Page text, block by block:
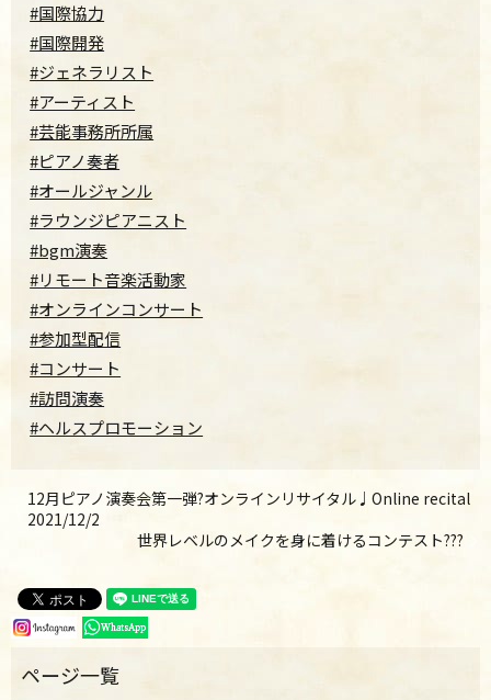
#国際協力
#国際開発
#ジェネラリスト
#アーティスト
#芸能事務所所属
#ピアノ奏者
#オールジャンル
#ラウンジピアニスト
#bgm演奏
#リモート音楽活動家
#オンラインコンサート
#参加型配信
#コンサート
#訪問演奏
#ヘルスプロモーション
12月ピアノ演奏会第一弾?オンラインリサイタル♩Online recital
2021/12/2
世界レベルのメイクを身に着けるコンテスト???